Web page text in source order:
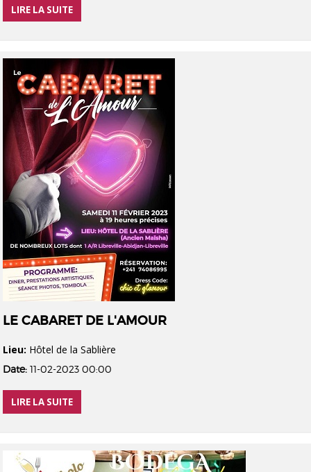
LIRE LA SUITE
LE CABARET DE L'AMOUR
Lieu: Hôtel de la Sablière
Date: 11-02-2023 00:00
LIRE LA SUITE